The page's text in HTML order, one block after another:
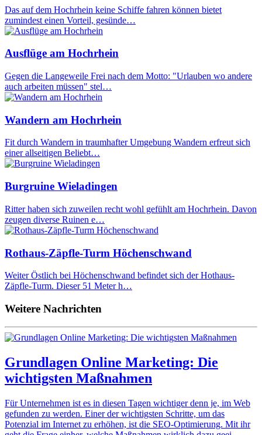
Das auf dem Hochrhein keine Schiffe fahren können bietet
zumindest einen Vorteil, gesünde…
Ausflüge am Hochrhein
Gegen die Langeweile Frei nach dem Motto: "Urlauben wo andere
auch arbeiten müssen" stel…
Wandern am Hochrhein
Fit durch Wandern in traumhafter Umgebung Wandern erfreut sich
einer allseitigen Beliebt…
Burgruine Wieladingen
Ritter haben sich zuweilen recht wohl gefühlt am Hochrhein. Davon
zeugen diverse Ruinen e…
Rothaus-Zäpfle-Turm Höchenschwand
Weiter Östlich bei Höchenschwand befindet sich der Hothaus-
Zäpfle-Turm. Dieser 51 Meter h…
Weitere Nachrichten
Grundlagen Online Marketing: Die
wichtigsten Maßnahmen
Für Unternehmen ist es in diesen Tagen wichtiger denn je, im Web
gefunden zu werden. Einer der wichtigsten Schritte, um das
Potenzial im Internet zu erhöhen, ist die SEO-Optimierung. Mit ihr